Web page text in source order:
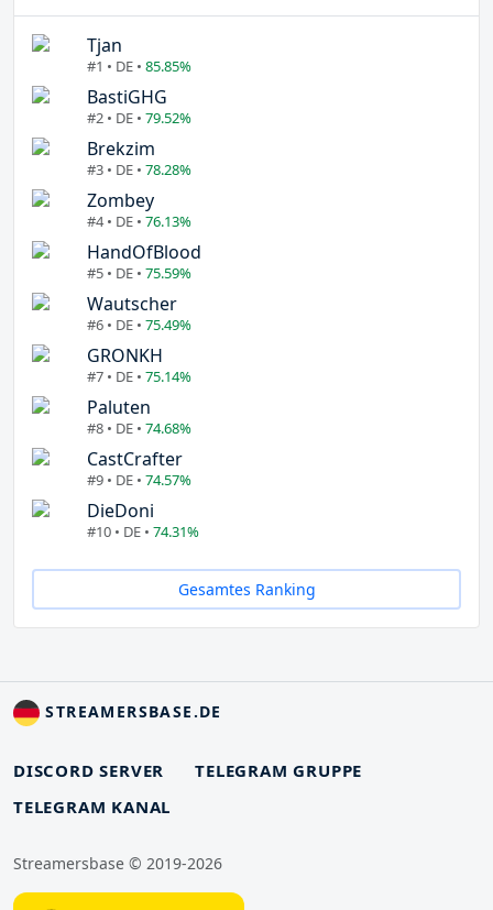
Tjan
#1 • DE • 85.85%
BastiGHG
#2 • DE • 79.52%
Brekzim
#3 • DE • 78.28%
Zombey
#4 • DE • 76.13%
HandOfBlood
#5 • DE • 75.59%
Wautscher
#6 • DE • 75.49%
GRONKH
#7 • DE • 75.14%
Paluten
#8 • DE • 74.68%
CastCrafter
#9 • DE • 74.57%
DieDoni
#10 • DE • 74.31%
Gesamtes Ranking
STREAMERSBASE.DE
DISCORD SERVER
TELEGRAM GRUPPE
TELEGRAM KANAL
Streamersbase © 2019-2026